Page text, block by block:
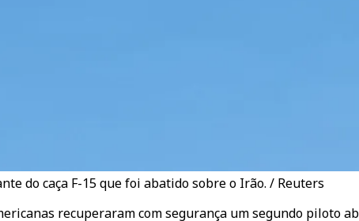
do caça F-15 que foi abatido sobre o Irão. / Reuters
recuperaram com segurança um segundo piloto